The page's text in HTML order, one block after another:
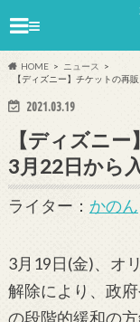
≡
HOME
ニュース
【ディズニー】チケットの再
2021.03.19
【ディズニ
3月22日から
ライター： かのん
3月19日(金)、オ
解除により、政
の段階的緩和の